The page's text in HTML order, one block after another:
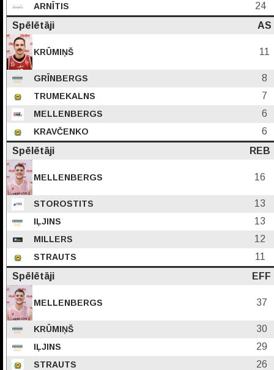
ARNĪTIS
24
Spēlētāji
AS
KRŪMIŅŠ 11
GRĪNBERGS 8
TRUMEKALNS 7
MELLENBERGS 6
KRAVČENKO
6
Spēlētāji
REB
MELLENBERGS 16
STOROSTITS 13
IĻJINS 13
MILLERS 12
STRAUTS
11
Spēlētāji
EFF
MELLENBERGS 37
KRŪMIŅŠ 30
IĻJINS 29
STRAUTS 26